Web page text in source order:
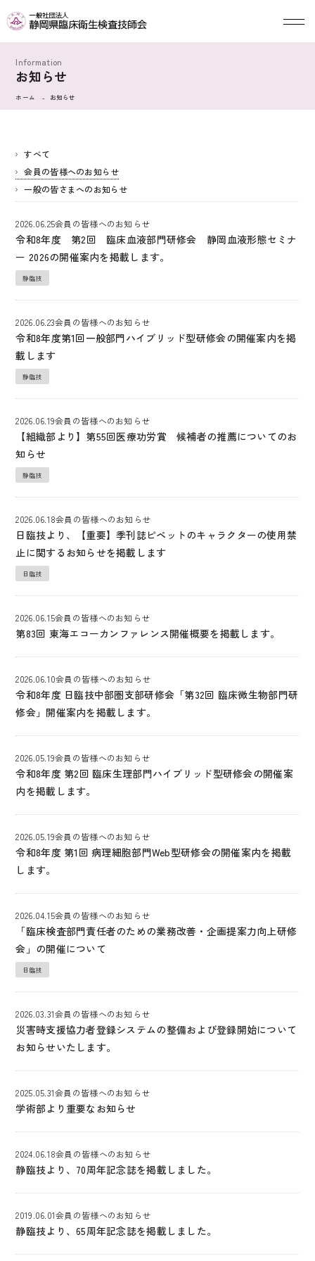
お知らせ
ホーム お知らせ
すべて
会員の皆様へのお知らせ
一般の皆さまへのお知らせ
2026.06.25会員の皆様へのお知らせ
令和8年度 第2回 臨床血液部門研修会 静岡血液形態セミナ
ー 2026の開催案内を掲載します。
静臨技
2026.06.23会員の皆様へのお知らせ
令和8年度第1回一般部門ハイブリッド型研修会の開催案内を掲
載します
静臨技
2026.06.19会員の皆様へのお知らせ
【組織部より】第55回医療功労賞 候補者の推薦についてのお
知らせ
静臨技
2026.06.18会員の皆様へのお知らせ
日臨技より、【重要】季刊誌ピペットのキャラクターの使用禁
止に関するお知らせを掲載します
日臨技
2026.06.15会員の皆様へのお知らせ
第83回 東海エコーカンファレンス開催概要を掲載します。
2026.06.10会員の皆様へのお知らせ
令和8年度 日臨技中部圏支部研修会「第32回 臨床微生物部門研
修会」開催案内を掲載します。
2026.05.19会員の皆様へのお知らせ
令和8年度 第2回 臨床生理部門ハイブリッド型研修会の開催案
内を掲載します。
2026.05.19会員の皆様へのお知らせ
令和8年度 第1回 病理細胞部門Web型研修会の開催案内を掲載
します。
2026.04.15会員の皆様へのお知らせ
「臨床検査部門責任者のための業務改善・企画提案力向上研修
会」の開催について
日臨技
2026.03.31会員の皆様へのお知らせ
災害時支援協力者登録システムの整備および登録開始について
お知らせいたします。
2025.05.31会員の皆様へのお知らせ
学術部より重要なお知らせ
2024.06.18会員の皆様へのお知らせ
静臨技より、70周年記念誌を掲載しました。
2019.06.01会員の皆様へのお知らせ
静臨技より、65周年記念誌を掲載しました。